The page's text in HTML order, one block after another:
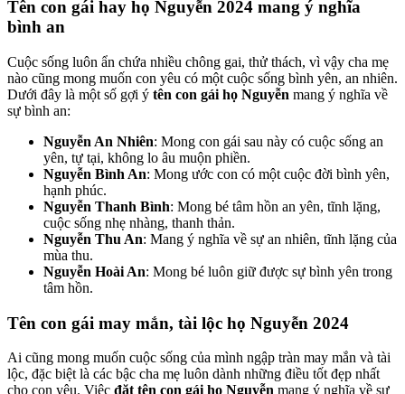
Tên con gái hay họ Nguyễn 2024 mang ý nghĩa
bình an
Cuộc sống luôn ẩn chứa nhiều chông gai, thử thách, vì vậy cha mẹ
nào cũng mong muốn con yêu có một cuộc sống bình yên, an nhiên.
Dưới đây là một số gợi ý tên con gái họ Nguyễn mang ý nghĩa về
sự bình an:
Nguyễn An Nhiên: Mong con gái sau này có cuộc sống an
yên, tự tại, không lo âu muộn phiền.
Nguyễn Bình An: Mong ước con có một cuộc đời bình yên,
hạnh phúc.
Nguyễn Thanh Bình: Mong bé tâm hồn an yên, tĩnh lặng,
cuộc sống nhẹ nhàng, thanh thản.
Nguyễn Thu An: Mang ý nghĩa về sự an nhiên, tĩnh lặng của
mùa thu.
Nguyễn Hoài An: Mong bé luôn giữ được sự bình yên trong
tâm hồn.
Tên con gái may mắn, tài lộc họ Nguyễn 2024
Ai cũng mong muốn cuộc sống của mình ngập tràn may mắn và tài
lộc, đặc biệt là các bậc cha mẹ luôn dành những điều tốt đẹp nhất
cho con yêu. Việc đặt tên con gái họ Nguyễn mang ý nghĩa về sự